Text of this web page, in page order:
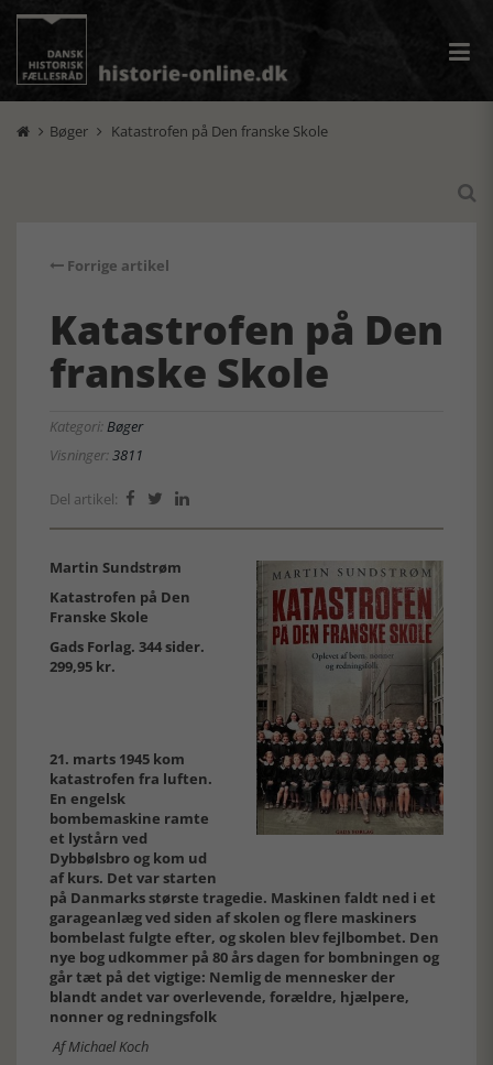
 Bøger  Katastrofen på Den franske Skole

Forrige artikel
Katastrofen på Den
franske Skole
Kategori:Bøger
Visninger:3811
Del artikel:   
Martin Sundstrøm
Katastrofen på Den
Franske Skole
Gads Forlag. 344 sider.
299,95 kr.
21. marts 1945 kom
katastrofen fra luften.
En engelsk
bombemaskine ramte
et lystårn ved
Dybbølsbro og kom ud
af kurs. Det var starten
på Danmarks største tragedie. Maskinen faldt ned i et
garageanlæg ved siden af skolen og flere maskiners
bombelast fulgte efter, og skolen blev fejlbombet. Den
nye bog udkommer på 80 års dagen for bombningen og
går tæt på det vigtige: Nemlig de mennesker der
blandt andet var overlevende, forældre, hjælpere,
nonner og redningsfolk
Af Michael Koch